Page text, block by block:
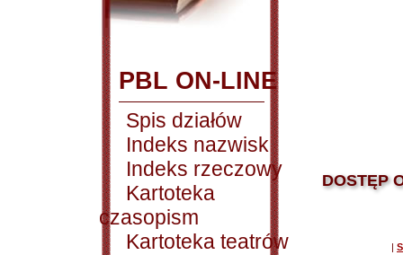
PBL ON-LINE
Spis działów
Indeks nazwisk
Indeks rzeczowy
Kartoteka
czasopism
Kartoteka teatrów
DOSTĘP
|